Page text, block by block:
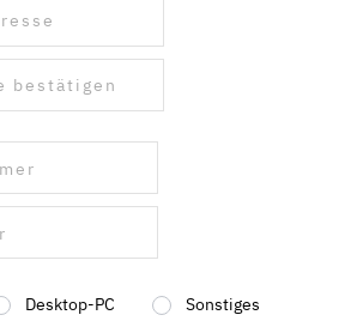
Desktop-PC
Sonstiges